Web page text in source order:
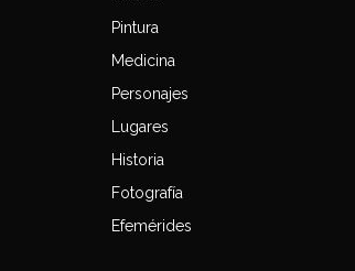
Pintura
Medicina
Personajes
Lugares
Historia
Fotografía
Efemérides